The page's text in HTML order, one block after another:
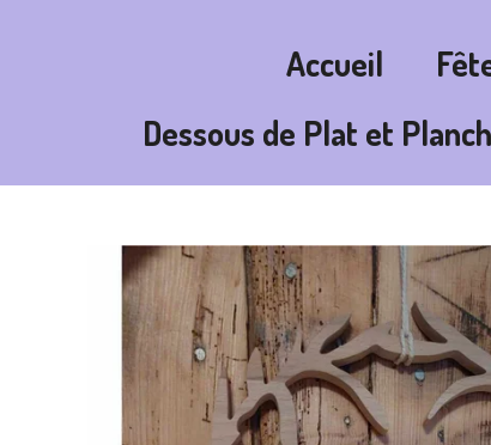
Accueil
Dessous de Plat et